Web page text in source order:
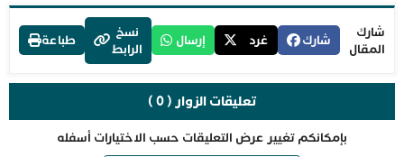
شارك
المقال
شارك غرد إرسال
نسخ
الرابط
طباعة
تعليقات الزوار ( 0 )
بإمكانكم تغيير عرض التعليقات حسب الاختيارات أسفله